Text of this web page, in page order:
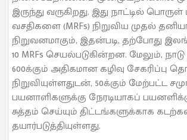
இருந்து வருகிறது. இது நாட்டில் பொருள்
வசதிகளை (MRFs) நிறுவிய முதல்
நிறுவனமாகும், இதன்படி, தற்போது
10 MRFs செயல்படுகின்றன. மேலும், நாடு
600க்கும் அதிகமான கழிவு சேகரிப்பு
நிறுவியுள்ளதுடன், 50க்கும் மேற்பட்ட
பயனாளிகளுக்கு நேரடியாகப்
சுத்தம் செய்யும் திட்டங்களுக்காக
தயார்படுத்தியுள்ளது.